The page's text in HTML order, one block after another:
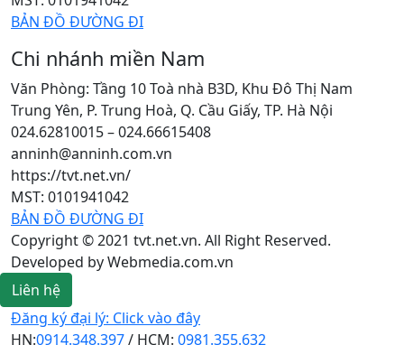
BẢN ĐỒ ĐƯỜNG ĐI
Chi nhánh miền Nam
Văn Phòng: Tầng 10 Toà nhà B3D, Khu Đô Thị Nam
Trung Yên, P. Trung Hoà, Q. Cầu Giấy, TP. Hà Nội
024.62810015 – 024.66615408
anninh@anninh.com.vn
https://tvt.net.vn/
MST: 0101941042
BẢN ĐỒ ĐƯỜNG ĐI
Copyright © 2021 tvt.net.vn. All Right Reserved.
Developed by Webmedia.com.vn
Liên hệ
Đăng ký đại lý: Click vào đây
HN:0914.348.397/ HCM: 0981.355.632